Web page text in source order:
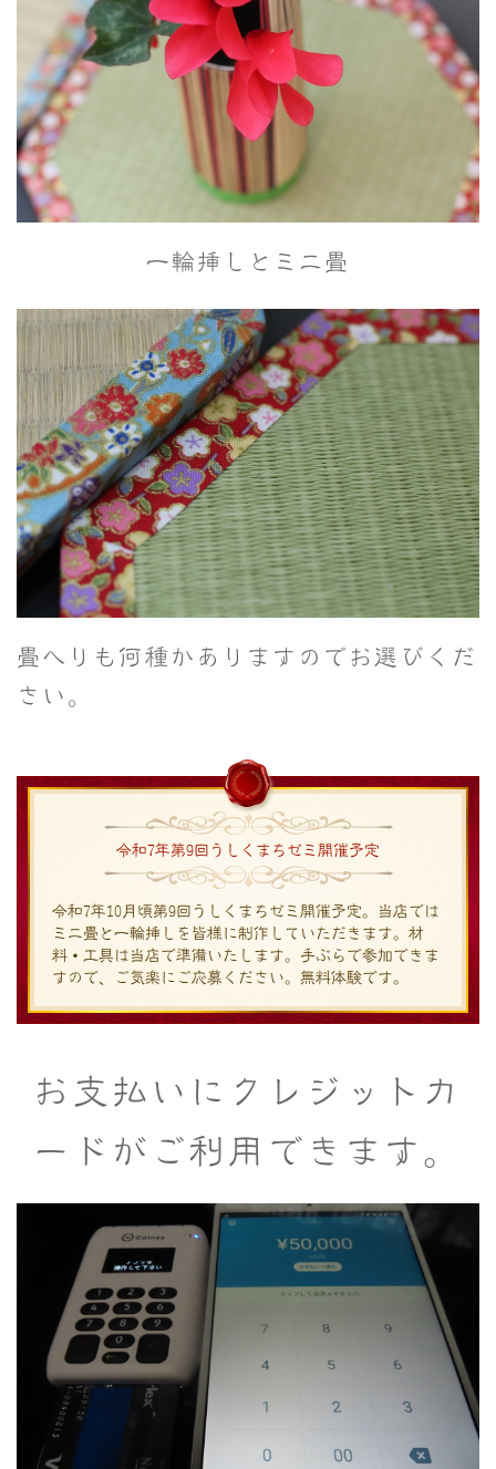
一輪挿しとミニ畳
畳へりも何種かありますのでお選びくだ
さい。
令和7年第9回うしくまちゼミ開催予定
令和7年10月頃第9回うしくまちゼミ開催予定。当店では
ミニ畳と一輪挿しを皆様に制作していただきます。材
料・工具は当店で準備いたします。手ぶらで参加できま
すので、ご気楽にご応募ください。無料体験です。
お支払いにクレジットカ
ードがご利用できます。